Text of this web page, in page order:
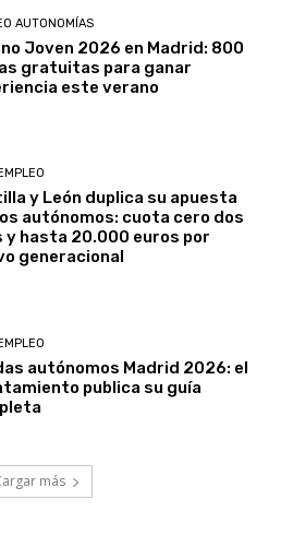
AUTONOMÍAS
Joven 2026 en Madrid: 800
gratuitas para ganar
este verano
y León duplica su apuesta
autónomos: cuota cero dos
y hasta 20.000 euros por
generacional
autónomos Madrid 2026: el
publica su guía
más